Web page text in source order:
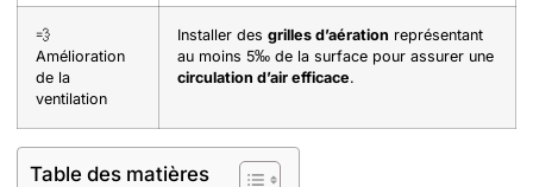
💨
Amélioration
de la
ventilation
Installer des grilles d’aération représentant
au moins 5‰ de la surface pour assurer une
circulation d’air efficace.
Table des matières